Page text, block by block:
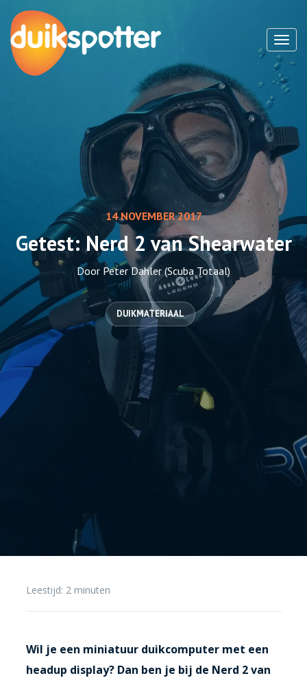
14 NOVEMBER 2017
Getest: Nerd 2 van Shearwater
Door Peter Dahler (Scuba Totaal)
DUIKMATERIAAL
Leestijd: 2 minuten
Wil je een miniatuur duikcomputer met een
headup display? Dan ben je bij de Nerd 2 van